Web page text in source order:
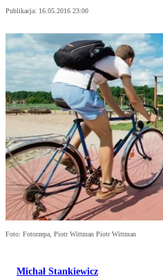
Publikacja: 16.05.2016 23:00
Foto: Fotorzepa, Piotr Wittman Piotr Wittman
Michał Stankiewicz